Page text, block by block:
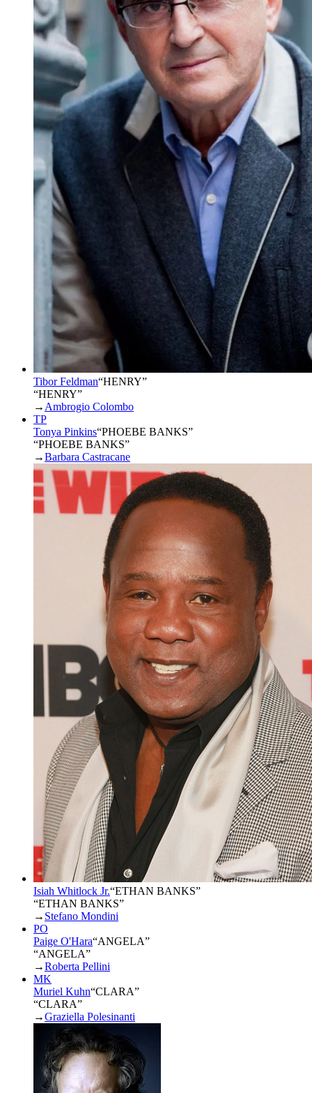
Tibor Feldman“HENRY”
“HENRY”
→ Ambrogio Colombo
TP
Tonya Pinkins“PHOEBE BANKS”
“PHOEBE BANKS”
→Barbara Castracane
Isiah Whitlock Jr.“ETHAN BANKS”
“ETHAN BANKS”
→ Stefano Mondini
PO
Paige O'Hara“ANGELA”
“ANGELA”
→Roberta Pellini
MK
Muriel Kuhn“CLARA”
“CLARA”
→Graziella Polesinanti